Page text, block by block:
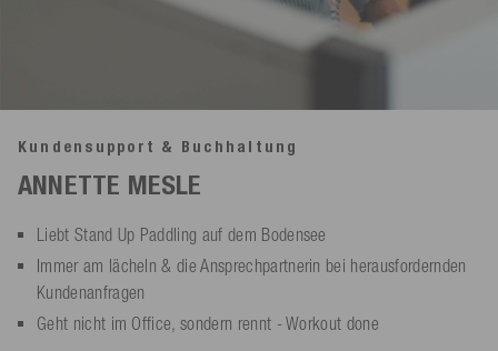
Kundensupport & Buchhaltung
ANNETTE MESLE
Liebt Stand Up Paddling auf dem Bodensee
Immer am lächeln & die Ansprechpartnerin bei herausfordernden
Kundenanfragen
Geht nicht im Office, sondern rennt - Workout done